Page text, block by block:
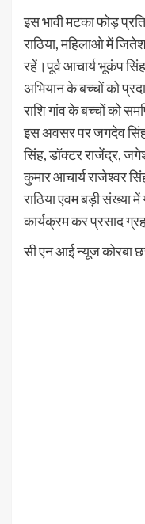
इस भावी मटका फोड़
राठिया, महिलाओ में
रहें।पूर्व आचार्य भूकंप
अभियान के बच्चों को
राशि गांव के बच्चों को
इस अवसर पर जगदेव
सिंह, डॉक्टर राजेंद्र,
कुमार आचार्य राजेश्वर
राठिया एवम बड़ी संख्या में
कार्यक्रम कर प्रसाद
सी एन आई न्यूज कोरबा